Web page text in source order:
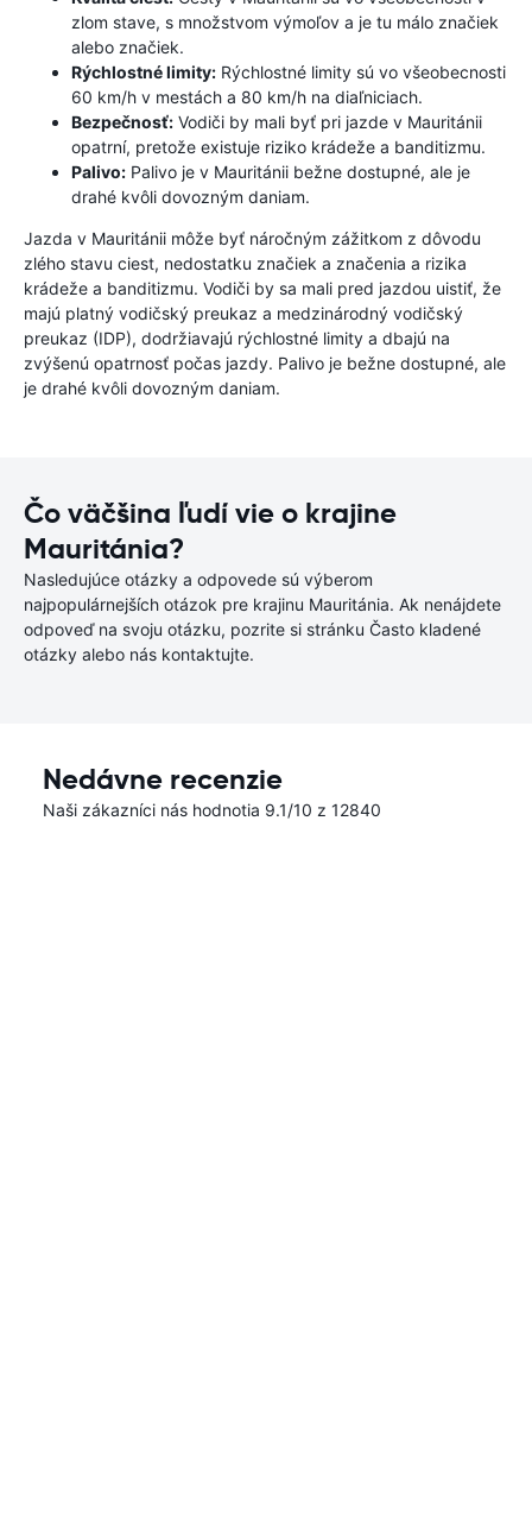
zlom stave, s množstvom výmoľov a je tu málo značiek
alebo značiek.
Rýchlostné limity: Rýchlostné limity sú vo všeobecnosti
60 km/h v mestách a 80 km/h na diaľniciach.
Bezpečnosť: Vodiči by mali byť pri jazde v Mauritánii
opatrní, pretože existuje riziko krádeže a banditizmu.
Palivo: Palivo je v Mauritánii bežne dostupné, ale je
drahé kvôli dovozným daniam.
Jazda v Mauritánii môže byť náročným zážitkom z dôvodu
zlého stavu ciest, nedostatku značiek a značenia a rizika
krádeže a banditizmu. Vodiči by sa mali pred jazdou uistiť, že
majú platný vodičský preukaz a medzinárodný vodičský
preukaz (IDP), dodržiavajú rýchlostné limity a dbajú na
zvýšenú opatrnosť počas jazdy. Palivo je bežne dostupné, ale
je drahé kvôli dovozným daniam.
Čo väčšina ľudí vie o krajine
Mauritánia?
Nasledujúce otázky a odpovede sú výberom
najpopulárnejších otázok pre krajinu Mauritánia. Ak nenájdete
odpoveď na svoju otázku, pozrite si stránku Často kladené
otázky alebo nás kontaktujte.
Nedávne recenzie
Naši zákazníci nás hodnotia 9.1/10 z 12840